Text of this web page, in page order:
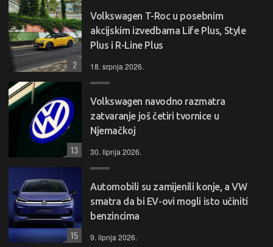
Volkswagen T-Roc u posebnim
akcijskim izvedbama Life Plus, Style
Plus i R-Line Plus
18. srpnja 2026.
2
Volkswagen navodno razmatra
zatvaranje još četiri tvornice u
Njemačkoj
30. lipnja 2026.
13
Automobili su zamijenili konje, a VW
smatra da bi EV-ovi mogli isto učiniti
benzincima
9. lipnja 2026.
15